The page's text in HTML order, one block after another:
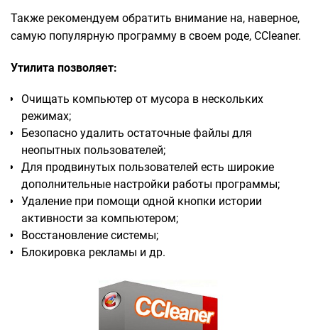
Также рекомендуем обратить внимание на, наверное,
самую популярную программу в своем роде, CCleaner.
Утилита позволяет:
Очищать компьютер от мусора в нескольких
режимах;
Безопасно удалить остаточные файлы для
неопытных пользователей;
Для продвинутых пользователей есть широкие
дополнительные настройки работы программы;
Удаление при помощи одной кнопки истории
активности за компьютером;
Восстановление системы;
Блокировка рекламы и др.